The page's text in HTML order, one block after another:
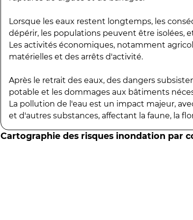
Lorsque les eaux restent longtemps, les
dépérir, les populations peuvent être isolées,
Les activités économiques, notamment
matérielles et des arrêts d'activité.
Après le retrait des eaux, des dangers
potable et les dommages aux bâtiments
La pollution de l'eau est un impact majeur,
et d'autres substances, affectant la faune, la
Cartographie des risques inondation par